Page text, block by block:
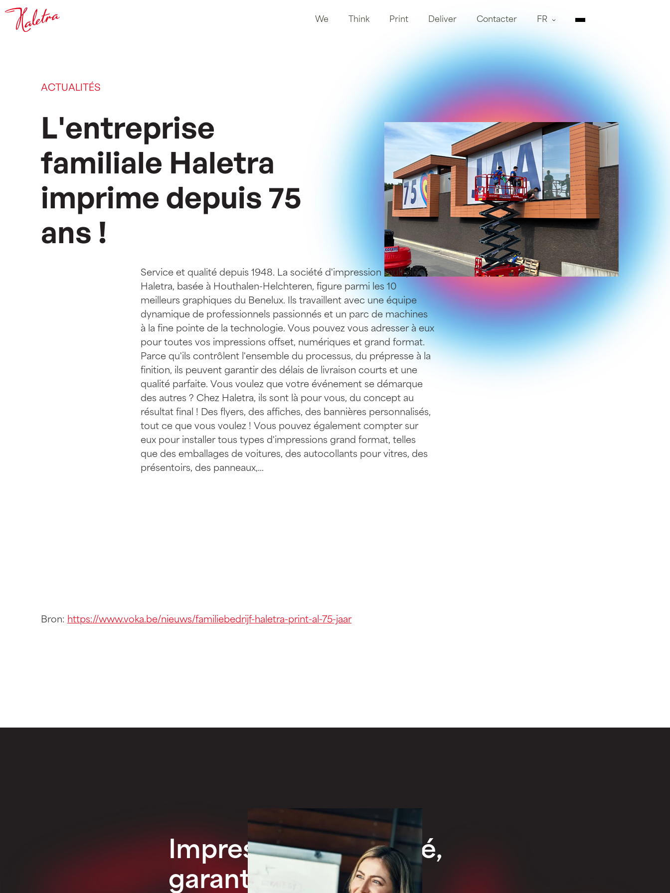
We Think Print Deliver Contacter FR
ACTUALITÉS
L'entreprise
familiale Haletra
imprime depuis 75
ans !
Service et qualité depuis 1948. La société d'impression multiple
Haletra, basée à Houthalen-Helchteren, figure parmi les 10
meilleurs graphiques du Benelux. Ils travaillent avec une équipe
dynamique de professionnels passionnés et un parc de machines
à la fine pointe de la technologie. Vous pouvez vous adresser à eux
pour toutes vos impressions offset, numériques et grand format.
Parce qu'ils contrôlent l'ensemble du processus, du prépresse à la
finition, ils peuvent garantir des délais de livraison courts et une
qualité parfaite. Vous voulez que votre événement se démarque
des autres ? Chez Haletra, ils sont là pour vous, du concept au
résultat final ! Des flyers, des affiches, des bannières personnalisés,
tout ce que vous voulez ! Vous pouvez également compter sur
eux pour installer tous types d'impressions grand format, telles
que des emballages de voitures, des autocollants pour vitres, des
présentoirs, des panneaux,...
Bron: https://www.voka.be/nieuws/familiebedrijf-haletra-print-al-75-jaar
Impression de qualité,
garantie !